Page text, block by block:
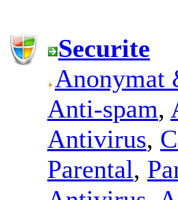
Securite
Anonymat
Anti-spam,
Antivirus,
Parental,